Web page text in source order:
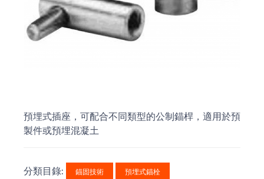
預埋式插座，可配合不同類型的公制錨桿，適用於預
製件或預埋混凝土
分類目錄: 錨固技術 預埋式錨栓